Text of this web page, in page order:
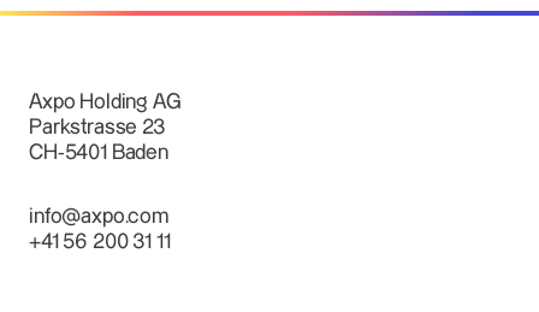
Axpo Holding AG
Parkstrasse 23
CH-5401 Baden
info@axpo.com
+41 56 200 31 11